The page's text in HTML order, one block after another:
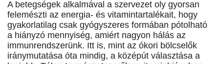
A betegségek alkalmával a szervezet oly gyorsan
felemészti az energia- és vitamintartalékait, hogy
gyakorlatilag csak gyógyszeres formában pótolható
a hiányzó mennyiség, amiért nagyon hálás az
immunrendszerünk. Itt is, mint az ókori bölcselők
iránymutatása óta mindig, a középút választása a